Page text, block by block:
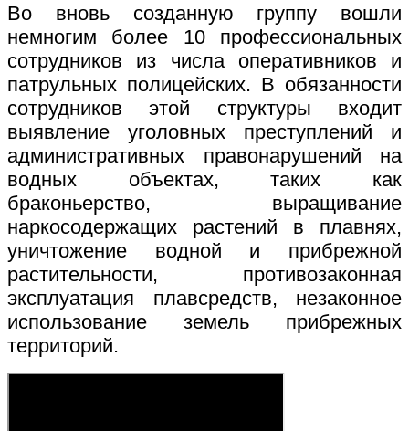
Во вновь созданную группу вошли
немногим более 10 профессиональных
сотрудников из числа оперативников и
патрульных полицейских. В обязанности
сотрудников этой структуры входит
выявление уголовных преступлений и
административных правонарушений на
водных объектах, таких как
браконьерство, выращивание
наркосодержащих растений в плавнях,
уничтожение водной и прибрежной
растительности, противозаконная
эксплуатация плавсредств, незаконное
использование земель прибрежных
территорий.